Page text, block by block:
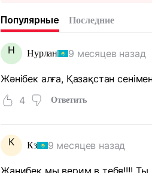
Популярные Последние
Н Нурлан 9 месяцев назад
Жәнібек алға, Қазақстан
4
Ответить
К Кз 9 месяцев назад